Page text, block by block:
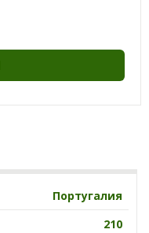
Португалия
210